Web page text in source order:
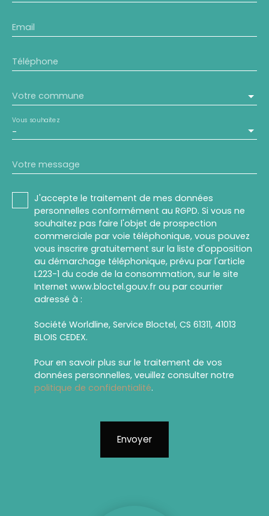
Email
Téléphone
Votre commune
-
Vous souhaitez
Votre message
J'accepte le traitement de mes données
personnelles conformément au RGPD. Si vous ne
souhaitez pas faire l'objet de prospection
commerciale par voie téléphonique, vous pouvez
vous inscrire gratuitement sur la liste d'opposition
au démarchage téléphonique, prévu par l'article
L223-1 du code de la consommation, sur le site
Internet www.bloctel.gouv.fr ou par courrier
adressé à :
Société Worldline, Service Bloctel, CS 61311, 41013
BLOIS CEDEX.
Pour en savoir plus sur le traitement de vos
données personnelles, veuillez consulter notre
politique de confidentialité.
Envoyer